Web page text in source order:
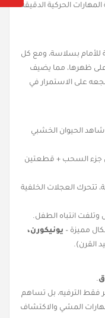
الحركية الدقيقة
بسلاسة، ومع كل
ظهرها، مما يضيف
على الاستمرار في
الحيوان الخشبي
جزء السحب + قطعتين
تتحرك العجلات الخلفية
وتلفت انتباه الطفل.
مميزة – يونيكورن،
القرن).
.
فقط الترفيه، بل تساهم
المشي والاكتشاف